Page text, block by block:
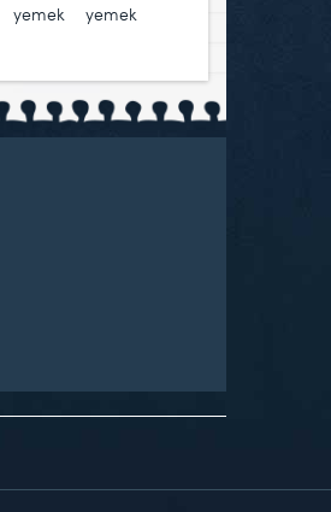
yemek
yemek